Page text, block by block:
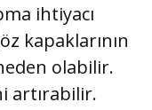
ihtiyacı
kapaklarının
olabilir.
artırabilir.